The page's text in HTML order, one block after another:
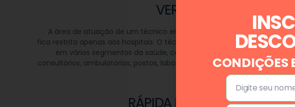
VERSATILIDADE
A área de atuação de um técnico em Enfermagem não
fica restrita apenas aos hospitais. O técnico pode trabalhar
em vários segmentos da saúde, como clínicas, asilos,
consultórios, ambulatórios, postos, laboratórios, Home Care
e SPAs.
RÁPIDA FORMAÇÃO
CONDIÇÕES